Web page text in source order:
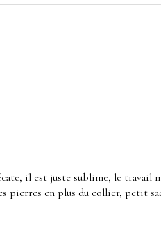
il est juste sublime, le
en plus du collier, petit